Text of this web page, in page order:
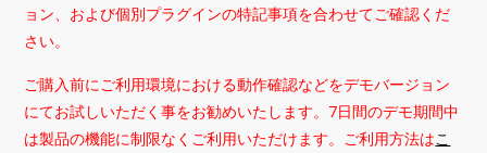
ョン、および個別プラグインの特記事項を合わせてご確認くだ
さい。
ご購入前にご利用環境における動作確認などをデモバージョン
にてお試しいただく事をお勧めいたします。7日間のデモ期間中
は製品の機能に制限なくご利用いただけます。ご利用方法はこ